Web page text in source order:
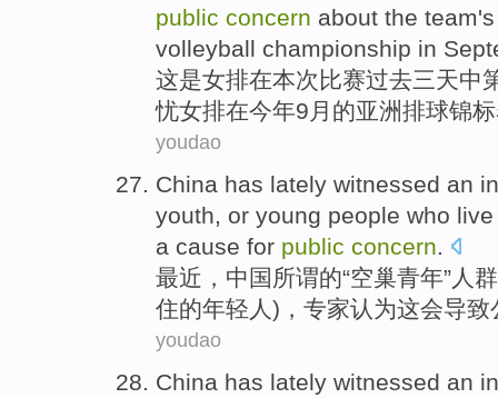
public concern about the
volleyball championship in
这是女排在本次比赛过去三天中
忧女排在今年9月的亚洲排球锦
youdao
China has lately witnessed an
youth, or young people who live
a cause for public concern.
最近 ， 中国 所谓的“空巢青年”人
住的年轻人 )， 专家认为这会导致
youdao
China has lately witnessed an